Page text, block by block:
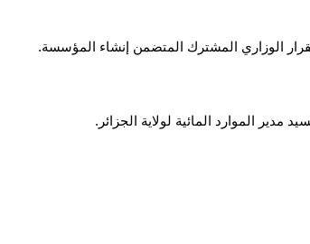
الوزاري المشترك المتضمن إنشاء المؤسسة.
مدير الموارد المائية لولاية الجزائر.